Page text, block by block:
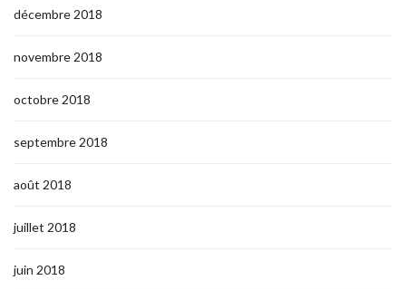
décembre 2018
novembre 2018
octobre 2018
septembre 2018
août 2018
juillet 2018
juin 2018